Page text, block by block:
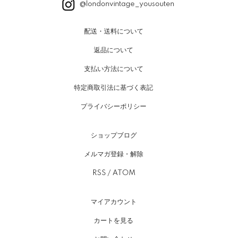
@londonvintage_yousouten
配送・送料について
返品について
支払い方法について
特定商取引法に基づく表記
プライバシーポリシー
ショップブログ
メルマガ登録・解除
RSS / ATOM
マイアカウント
カートを見る